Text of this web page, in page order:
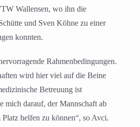
Wallensen, wo ihn die
und Sven Köhne zu einer
konnten.
Rahmenbedingungen.
wird hier viel auf die Beine
Betreuung ist
mich darauf, der Mannschaft ab
Platz helfen zu können“, so Avci.